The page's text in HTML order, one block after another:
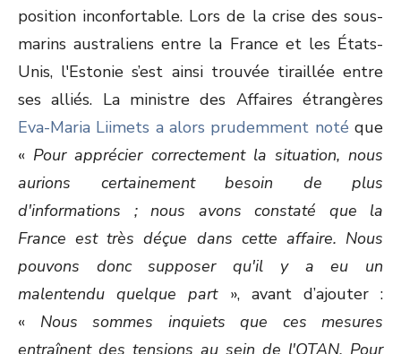
position inconfortable. Lors de la crise des sous-
marins australiens entre la France et les États-
Unis, l'Estonie s’est ainsi trouvée tiraillée entre
ses alliés. La ministre des Affaires étrangères
Eva-Maria Liimets a alors prudemment noté que
« Pour apprécier correctement la situation, nous
aurions certainement besoin de plus
d'informations ; nous avons constaté que la
France est très déçue dans cette affaire. Nous
pouvons donc supposer qu'il y a eu un
malentendu quelque part», avant d’ajouter :
« Nous sommes inquiets que ces mesures
entraînent des tensions au sein de l'OTAN. Pour